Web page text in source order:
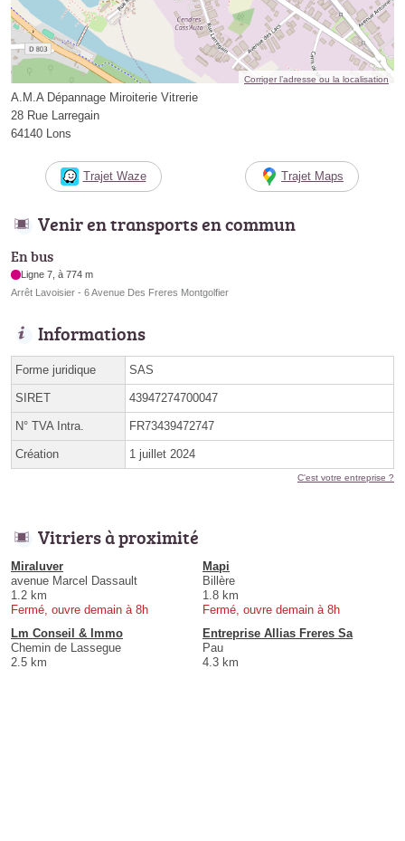
Corriger l’adresse ou la localisation
A.M.A Dépannage Miroiterie Vitrerie
28 Rue Larregain
64140 Lons
Trajet Waze Trajet Maps
Venir en transports en commun
En bus
Ligne 7, à 774 m
Arrêt Lavoisier - 6 Avenue Des Freres Montgolfier
Informations
Forme juridique SAS
SIRET 43947274700047
N° TVA Intra. FR73439472747
Création 1 juillet 2024
C'est votre entreprise ?
Vitriers à proximité
Miraluver
avenue Marcel Dassault
1.2 km
Fermé, ouvre demain à 8h
Mapi
Billère
1.8 km
Fermé, ouvre demain à 8h
Lm Conseil & Immo
Chemin de Lassegue
2.5 km
Entreprise Allias Freres Sa
Pau
4.3 km